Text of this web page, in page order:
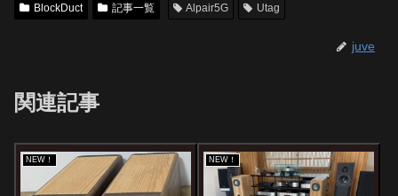
BlockDuct 記事一覧 Alpair5G Utag
juve
関連記事
NEW！ NEW！